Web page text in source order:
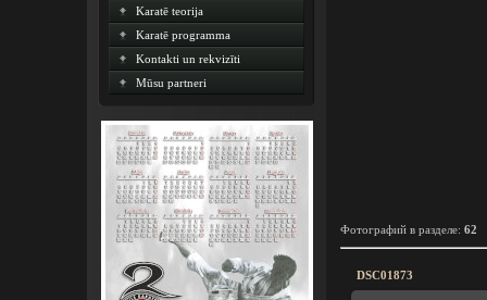
Karatē teorija
Karatē programma
Kontakti un rekvizīti
Mūsu partneri
Фотографий в разделе: 62
DSC01873